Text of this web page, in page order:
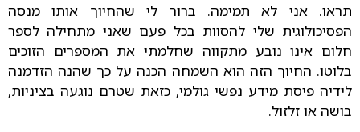
תראו. אני לא תמימה. ברור לי שהחיוך אותו מנסה
הפסיכולוגית שלי להסוות בכל פעם שאני מתחילה לספר
חלום אינו נובע מתקווה שחלמתי את המספרים הזוכים
בלוטו. החיוך הזה הוא השמחה הכנה על כך שהנה הזדמנה
לידיה פיסת מידע נפשי גולמי, כזאת שטרם נוגעה בציניות,
בושה או זלזול.